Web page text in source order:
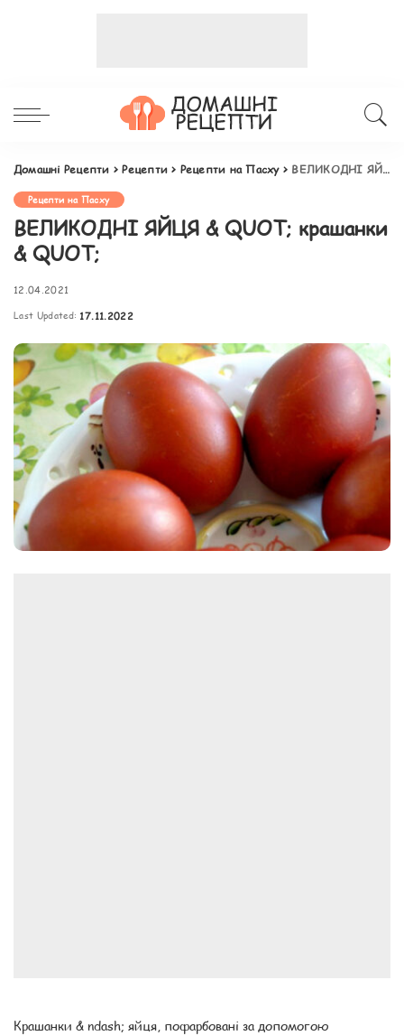
Домашні Рецепти >Рецепти > Рецепти на Пасху> ВЕЛИКОДНІ ЯЙЦЯ & QUOT; крашанки & QUOT;
Рецепти на Пасху
ВЕЛИКОДНІ ЯЙЦЯ & QUOT; крашанки
& QUOT;
12.04.2021
Last Updated: 17.11.2022
Крашанки & ndash; яйця, пофарбовані за допомогою